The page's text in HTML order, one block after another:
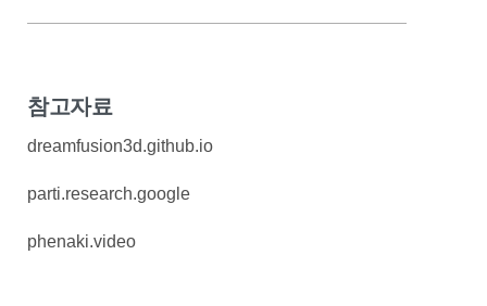
참고자료
dreamfusion3d.github.io
parti.research.google
phenaki.video